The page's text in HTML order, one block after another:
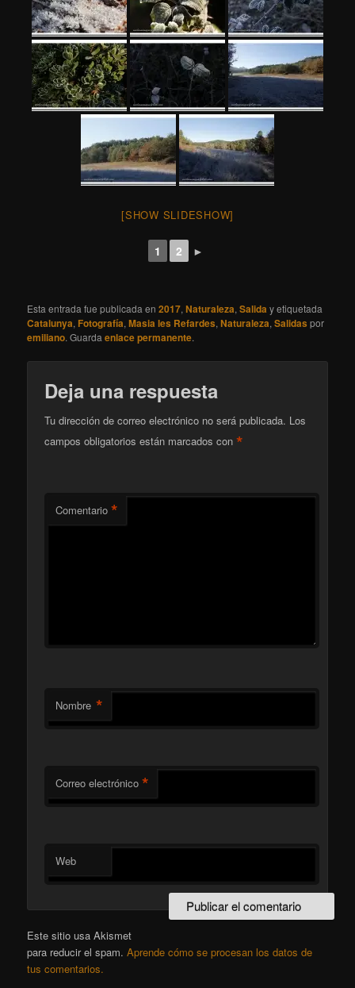
[SHOW SLIDESHOW]
1 2 ►
Esta entrada fue publicada en2017,Naturaleza,Salida y etiquetada
Catalunya, Fotografía,Masia les Refardes,Naturaleza,Salidas por
emiliano. Guardaenlace permanente.
Deja una respuesta
Tu dirección de correo electrónico no será publicada. Los
campos obligatorios están marcados con*
Comentario *
Nombre *
Correo electrónico *
Web
Este sitio usa Akismet
para reducir el spam.Aprende cómo se procesan los datos de
tus comentarios.